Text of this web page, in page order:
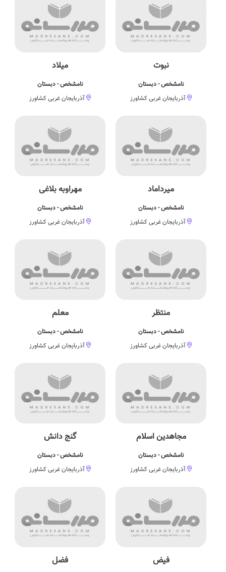
نبوت
نامشخص - دبستان
آذربایجان غربی کشاورز
میلاد
نامشخص - دبستان
آذربایجان غربی کشاورز
میرداماد
نامشخص - دبستان
آذربایجان غربی کشاورز
مهراوبه بلاغی
نامشخص - دبستان
آذربایجان غربی کشاورز
منتظر
نامشخص - دبستان
آذربایجان غربی کشاورز
معلم
نامشخص - دبستان
آذربایجان غربی کشاورز
مجاهدین اسلام
نامشخص - دبستان
آذربایجان غربی کشاورز
گنج دانش
نامشخص - دبستان
آذربایجان غربی کشاورز
فیض فضل